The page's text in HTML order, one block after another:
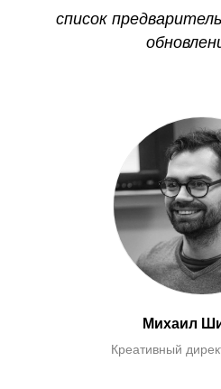
список
Михаил
Креативный